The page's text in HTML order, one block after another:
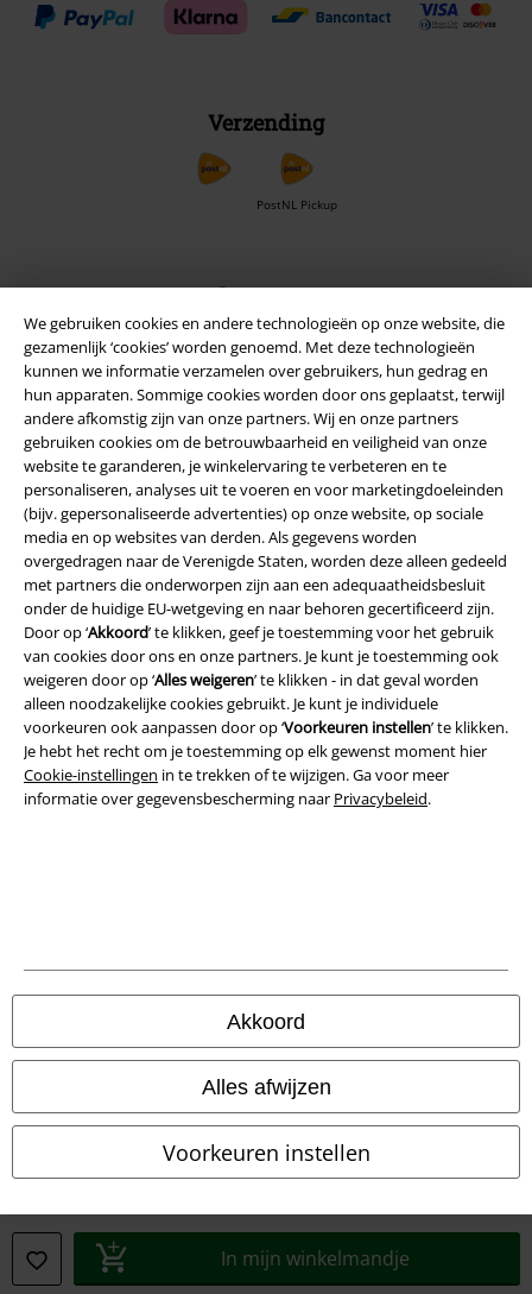
We gebruiken cookies en andere technologieën op onze website, die
gezamenlijk ‘cookies’ worden genoemd. Met deze technologieën
kunnen we informatie verzamelen over gebruikers, hun gedrag en
hun apparaten. Sommige cookies worden door ons geplaatst, terwijl
andere afkomstig zijn van onze partners. Wij en onze partners
gebruiken cookies om de betrouwbaarheid en veiligheid van onze
website te garanderen, je winkelervaring te verbeteren en te
personaliseren, analyses uit te voeren en voor marketingdoeleinden
(bijv. gepersonaliseerde advertenties) op onze website, op sociale
media en op websites van derden. Als gegevens worden
overgedragen naar de Verenigde Staten, worden deze alleen gedeeld
met partners die onderworpen zijn aan een adequaatheidsbesluit
onder de huidige EU-wetgeving en naar behoren gecertificeerd zijn.
Door op ‘Akkoord’ te klikken, geef je toestemming voor het gebruik
van cookies door ons en onze partners. Je kunt je toestemming ook
weigeren door op ‘Alles weigeren’ te klikken - in dat geval worden
alleen noodzakelijke cookies gebruikt. Je kunt je individuele
voorkeuren ook aanpassen door op ‘Voorkeuren instellen’ te klikken.
Je hebt het recht om je toestemming op elk gewenst moment hier
Cookie-instellingen in te trekken of te wijzigen. Ga voor meer
informatie over gegevensbescherming naar Privacybeleid.
Akkoord
Alles afwijzen
Voorkeuren instellen
In mijn winkelmandje
Verzending
PostNL Pickup
large app
Download gratis de nieuwe large app en profiteer van alle nieuwe
functies en voordelen!
A Warner Music Group Company
Beveiliging
Algemene Voorwaarden
Verklaring van conformiteit
Informatie over toegankelijkheid